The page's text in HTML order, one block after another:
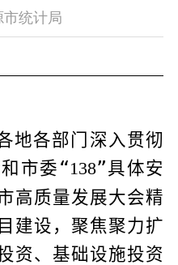
市统计局
地各部门深入贯彻
市委“138”具体安
高质量发展大会精
建设，聚焦聚力扩
资、基础设施投资